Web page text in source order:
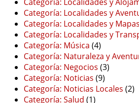
Categoría: Localidades y
Categoría: Localidades y Mapas
Categoría: Localidades y
Categoría: Música (4)
Categoría: Naturaleza y
Categoría: Negocios (3)
Categoría: Noticias (9)
Categoría: Noticias Locales (2)
Categoría: Salud (1)